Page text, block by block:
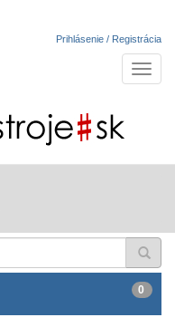
Prihlásenie / Registrácia
0